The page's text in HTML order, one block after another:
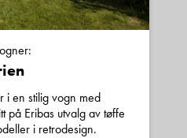
i en stilig vogn med
på Eribas utvalg av tøffe
i retrodesign.